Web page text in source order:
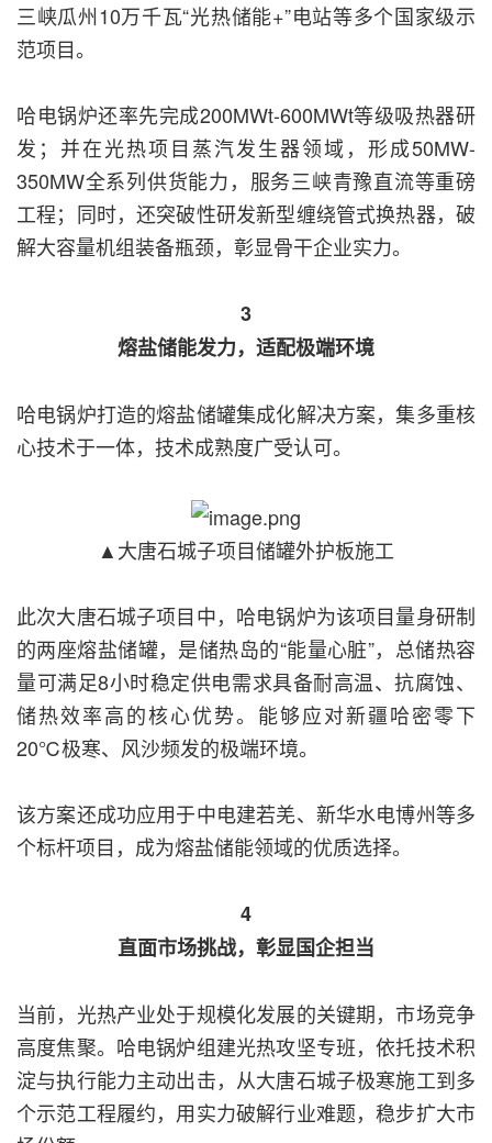
三峡瓜州10万千瓦“光热储能+”电站等多个国家级示
范项目。
哈电锅炉还率先完成200MWt-600MWt等级吸热器研
发；并在光热项目蒸汽发生器领域，形成50MW-
350MW全系列供货能力，服务三峡青豫直流等重磅
工程；同时，还突破性研发新型缠绕管式换热器，破
解大容量机组装备瓶颈，彰显骨干企业实力。
3
熔盐储能发力，适配极端环境
哈电锅炉打造的熔盐储罐集成化解决方案，集多重核
心技术于一体，技术成熟度广受认可。
▲大唐石城子项目储罐外护板施工
此次大唐石城子项目中，哈电锅炉为该项目量身研制
的两座熔盐储罐，是储热岛的“能量心脏”，总储热容
量可满足8小时稳定供电需求具备耐高温、抗腐蚀、
储热效率高的核心优势。能够应对新疆哈密零下
20℃极寒、风沙频发的极端环境。
该方案还成功应用于中电建若羌、新华水电博州等多
个标杆项目，成为熔盐储能领域的优质选择。
4
直面市场挑战，彰显国企担当
当前，光热产业处于规模化发展的关键期，市场竞争
高度焦聚。哈电锅炉组建光热攻坚专班，依托技术积
淀与执行能力主动出击，从大唐石城子极寒施工到多
个示范工程履约，用实力破解行业难题，稳步扩大市